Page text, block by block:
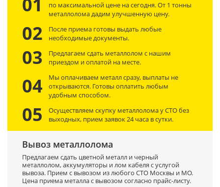
01
по максимальной цене на сегодня. От 1 тонны
металлолома дадим улучшенную цену.
02
После приема готовы выдать любые
необходимые документы.
03
Предлагаем сдать металлолом с нашим
приездом и оплатой на месте.
04
Мы оплачиваем металл сразу, выплаты не
открываются. Готовы оплатить любым
удобным способом.
05
Осуществляем скупку металлолома у СТО без
выходных, прием заявок 24 часа в сутки.
Вывоз металлолома
Предлагаем сдать цветной металл и черный
металлолом, аккумуляторы и лом кабеля с услугой
вывоза. Прием с вывозом из любого СТО Москвы и МО.
Цена приема металла с вывозом согласно прайс-листу.